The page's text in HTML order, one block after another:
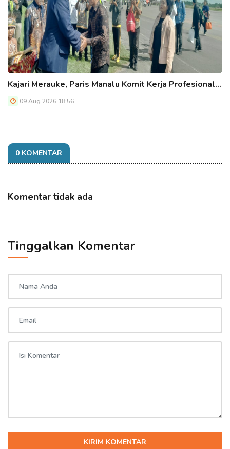
Kajari Merauke, Paris Manalu Komit Kerja Profesional…
09 Aug 2026 18:56
0 KOMENTAR
Komentar tidak ada
Tinggalkan Komentar
KIRIM KOMENTAR